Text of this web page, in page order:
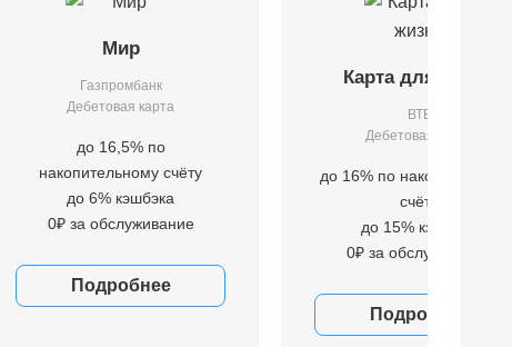
Мир
Газпромбанк
Дебетовая карта
до 16,5% по
накопительному счёту
до 6% кэшбэка
0₽ за обслуживание
Подробнее
Карта для жизни
ВТБ
Дебетовая карта
до 16% по накопительному
счёту
до 15% кэшбэка
0₽ за обслуживание
Подробнее